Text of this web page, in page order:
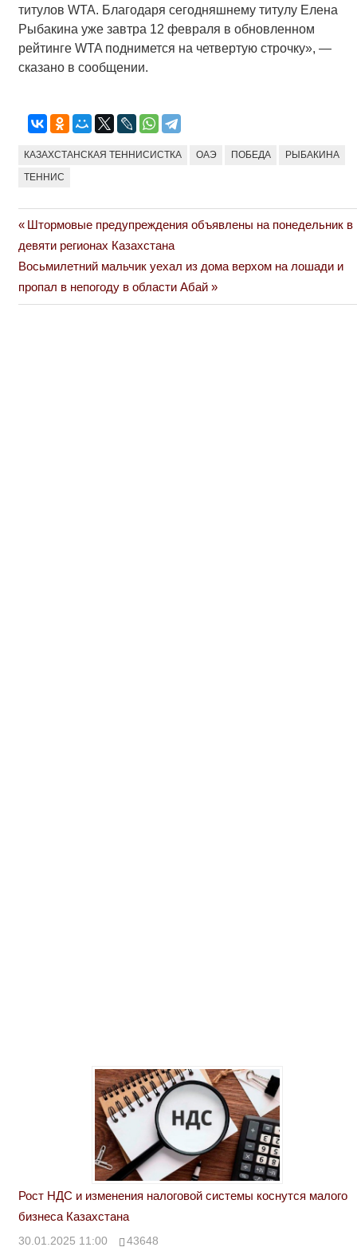
титулов WTA. Благодаря сегодняшнему титулу Елена
Рыбакина уже завтра 12 февраля в обновленном
рейтинге WTA поднимется на четвертую строчку», —
сказано в сообщении.
КАЗАХСТАНСКАЯ ТЕННИСИСТКА ОАЭ ПОБЕДА РЫБАКИНА
ТЕННИС
Навигация
по
записям
Previous
Post:
Штормовые предупреждения объявлены на понедельник в
девяти регионах Казахстана
Next
Post:
Восьмилетний мальчик уехал из дома верхом на лошади и
пропал в непогоду в области Абай
Рост НДС и изменения налоговой системы коснутся малого
бизнеса Казахстана
30.01.2025 11:00 43648